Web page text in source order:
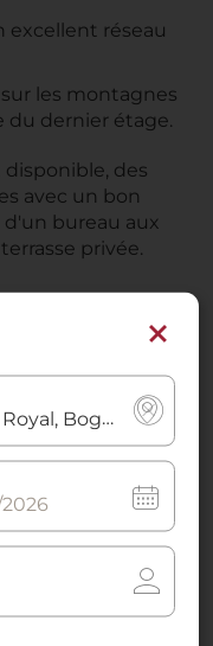
excellent réseau
les montagnes
du dernier étage.
des
avec un bon
bureau aux
privée.
d'accueil pour
et élégantes de
et ont de
d'affaires
chaque chambre
salon et les